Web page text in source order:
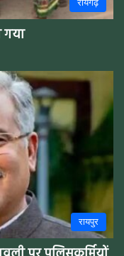
रायगढ़
गया
रायपुर